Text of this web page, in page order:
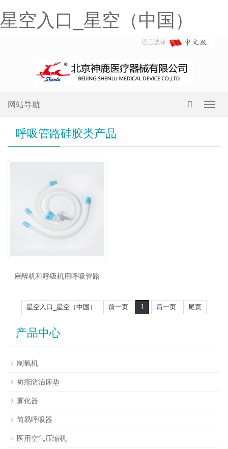
星空入口_星空（中国）
语言选择:
网站导航
呼吸管路硅胶类产品
麻醉机和呼吸机用呼吸管路
星空入口_星空（中国） 前一页 1 后一页 尾页
产品中心
制氧机
褥疮防治床垫
雾化器
简易呼吸器
医用空气压缩机